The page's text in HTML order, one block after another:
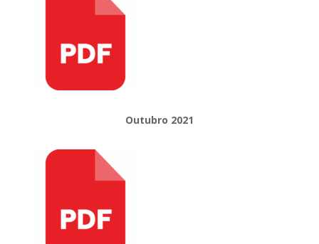
Outubro 2021